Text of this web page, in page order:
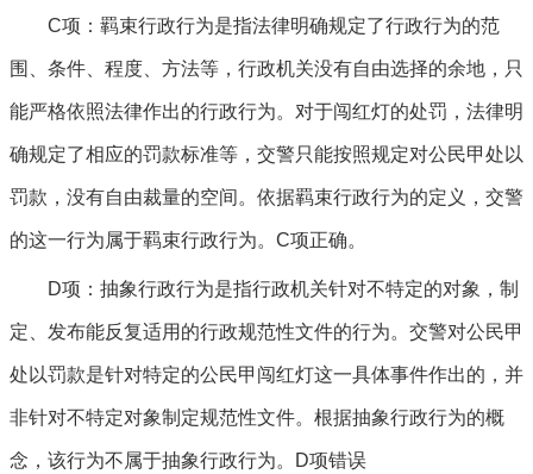
C项：羁束行政行为是指法律明确规定了行政行为的范
围、条件、程度、方法等，行政机关没有自由选择的余地，只
能严格依照法律作出的行政行为。对于闯红灯的处罚，法律明
确规定了相应的罚款标准等，交警只能按照规定对公民甲处以
罚款，没有自由裁量的空间。依据羁束行政行为的定义，交警
的这一行为属于羁束行政行为。C项正确。
D项：抽象行政行为是指行政机关针对不特定的对象，制
定、发布能反复适用的行政规范性文件的行为。交警对公民甲
处以罚款是针对特定的公民甲闯红灯这一具体事件作出的，并
非针对不特定对象制定规范性文件。根据抽象行政行为的概
念，该行为不属于抽象行政行为。D项错误